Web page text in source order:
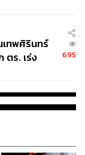
เทพศิรินทร์
ตร. เร่ง
695